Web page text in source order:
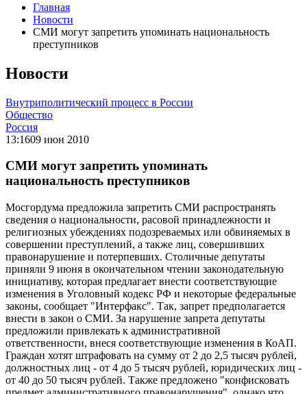
Главная
Новости
СМИ могут запретить упоминать национальность
преступников
Новости
Внутриполитический процесс в России
Общество
Россия
13:1609 июн 2010
СМИ могут запретить упоминать
национальность преступников
Мосгордума предложила запретить СМИ распространять
сведения о национальности, расовой принадлежности и
религиозных убеждениях подозреваемых или обвиняемых в
совершении преступлений, а также лиц, совершивших
правонарушение и потерпевших. Столичные депутаты
приняли 9 июня в окончательном чтении законодательную
инициативу, которая предлагает внести соответствующие
изменения в Уголовный кодекс РФ и некоторые федеральные
законы, сообщает "Интерфакс". Так, запрет предполагается
внести в закон о СМИ. За нарушение запрета депутаты
предложили привлекать к административной
ответственности, внеся соответствующие изменения в КоАП.
Граждан хотят штрафовать на сумму от 2 до 2,5 тысяч рублей,
должностных лиц - от 4 до 5 тысяч рублей, юридических лиц -
от 40 до 50 тысяч рублей. Также предложено "конфисковать